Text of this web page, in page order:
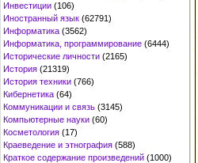
Инвестиции (106)
Иностранный язык (62791)
Информатика (3562)
Информатика, программирование (6444)
Исторические личности (2165)
История (21319)
История техники (766)
Кибернетика (64)
Коммуникации и связь (3145)
Компьютерные науки (60)
Косметология (17)
Краеведение и этнография (588)
Краткое содержание произведений (1000)